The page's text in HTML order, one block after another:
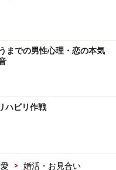
までの男性心理・恋の本気
ハビリ作戦
> 婚活・お見合い